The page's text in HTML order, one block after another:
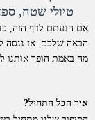
טיולי שטח,
אם הגעתם לדף הזה,
הבאה שלכם. אז ננסה
מה באמת הופך אותנו
איך הכל התחיל?